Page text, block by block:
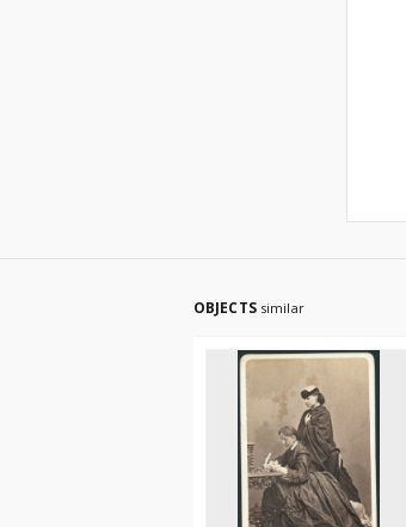
OBJECTS similar